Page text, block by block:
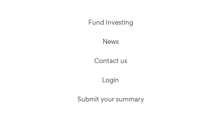
Fund Investing
News
Contact us
Login
Submit your summary